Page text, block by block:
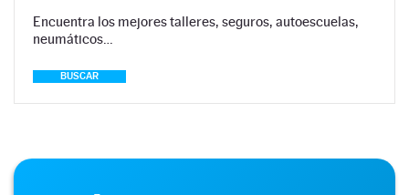
Encuentra los mejores talleres, seguros, autoescuelas,
neumáticos…
BUSCAR